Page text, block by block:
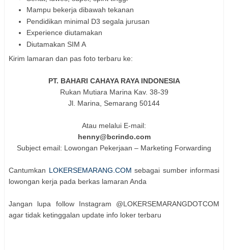
Mampu bekerja dibawah tekanan
Pendidikan minimal D3 segala jurusan
Experience diutamakan
Diutamakan SIM A
Kirim lamaran dan pas foto terbaru ke:
PT. BAHARI CAHAYA RAYA INDONESIA
Rukan Mutiara Marina Kav. 38-39
Jl. Marina, Semarang 50144
Atau melalui E-mail:
henny@bcrindo.com
Subject email: Lowongan Pekerjaan – Marketing Forwarding
Cantumkan LOKERSEMARANG.COM sebagai sumber informasi
lowongan kerja pada berkas lamaran Anda
Jangan lupa follow Instagram @LOKERSEMARANGDOTCOM
agar tidak ketinggalan update info loker terbaru